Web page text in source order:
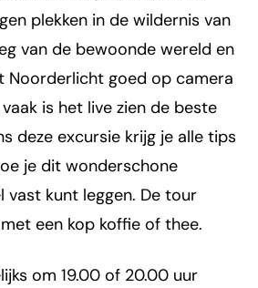
plekken in de wildernis van
van de bewoonde wereld en
Noorderlicht goed op camera
vaak is het live zien de beste
deze excursie krijg je alle tips
je dit wonderschone
vast kunt leggen. De tour
een kop koffie of thee.
om 19.00 of 20.00 uur